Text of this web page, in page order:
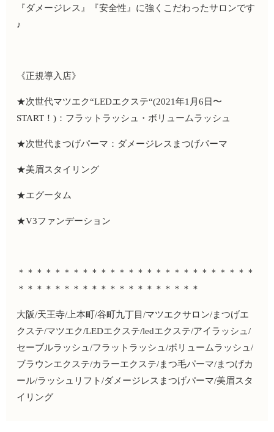
『ダメージレス』『安全性』に強くこだわったサロンです
♪
《正規導入店》
★次世代マツエク“LEDエクステ“(2021年1月6 日〜
START ！) ：フラットラッシュ・ボリュームラッシュ
★次世代まつげパーマ：ダメージレスまつげパーマ
★美眉スタイリング
★エグータム
★V3ファンデーション
＊＊＊＊＊＊＊＊＊＊＊＊＊＊＊＊＊＊＊＊＊＊＊＊＊＊
＊＊＊＊＊＊＊＊＊＊＊＊＊＊＊＊＊＊＊＊
大阪/天王寺/上本町/谷町九丁目/マツエクサロン/まつげエ
クステ/マツエク/LEDエクステ/ledエクステ/アイラッシュ/
セーブルラッシュ/フラットラッシュ/ボリュームラッシュ/
ブラウンエクステ/カラーエクステ/まつ毛パーマ/まつげカ
ール/ラッシュリフト/ダメージレスまつげパーマ/美眉スタ
イリング